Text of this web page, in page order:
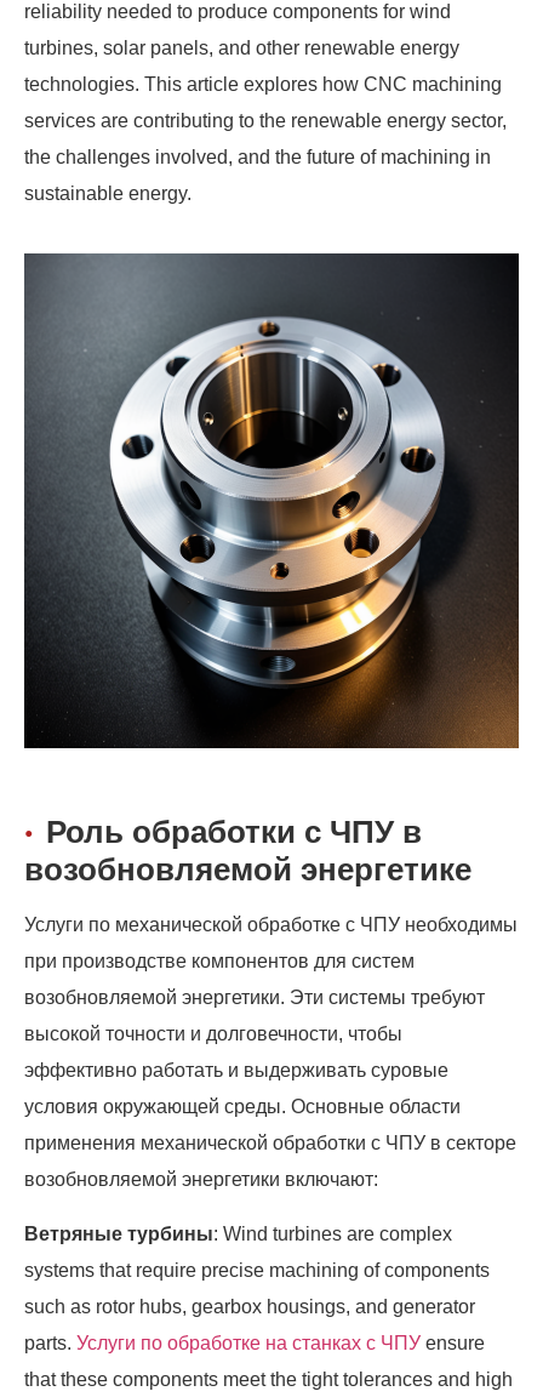
reliability needed to produce components for wind
turbines, solar panels, and other renewable energy
technologies. This article explores how CNC machining
services are contributing to the renewable energy sector,
the challenges involved, and the future of machining in
sustainable energy.
Роль обработки с ЧПУ в
возобновляемой энергетике
Услуги по механической обработке с ЧПУ необходимы
при производстве компонентов для систем
возобновляемой энергетики. Эти системы требуют
высокой точности и долговечности, чтобы
эффективно работать и выдерживать суровые
условия окружающей среды. Основные области
применения механической обработки с ЧПУ в секторе
возобновляемой энергетики включают:
Ветряные турбины: Wind turbines are complex
systems that require precise machining of components
such as rotor hubs, gearbox housings, and generator
parts. Услуги по обработке на станках с ЧПУ ensure
that these components meet the tight tolerances and high